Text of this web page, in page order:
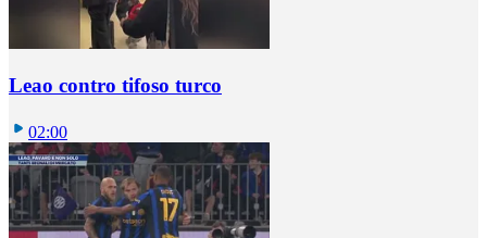
Leao contro tifoso turco
02:00